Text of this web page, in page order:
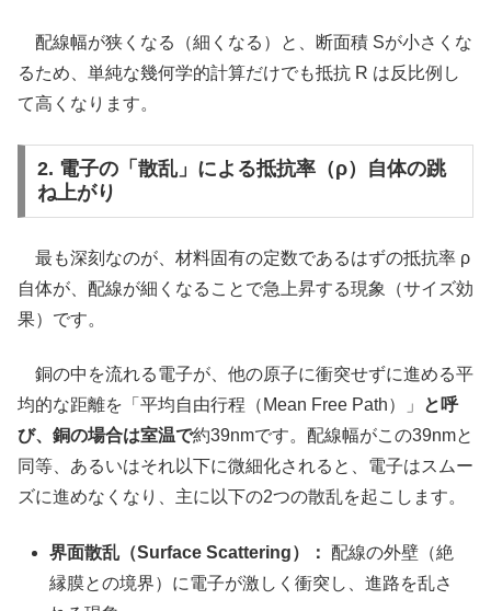
配線幅が狭くなる（細くなる）と、断面積 Sが小さくな
るため、単純な幾何学的計算だけでも抵抗 R は反比例し
て高くなります。
2. 電子の「散乱」による抵抗率（ρ）自体の跳
ね上がり
最も深刻なのが、材料固有の定数であるはずの抵抗率 ρ
自体が、配線が細くなることで急上昇する現象（サイズ効
果）です。
銅の中を流れる電子が、他の原子に衝突せずに進める平
均的な距離を「平均自由行程（Mean Free Path）」
と呼
び、銅の場合は室温で約39nmです。配線幅がこの39nmと
同等、あるいはそれ以下に微細化されると、電子はスムー
ズに進めなくなり、主に以下の2つの散乱を起こします。
界面散乱（Surface Scattering）：
配線の外壁（絶
縁膜との境界）に電子が激しく衝突し、進路を乱さ